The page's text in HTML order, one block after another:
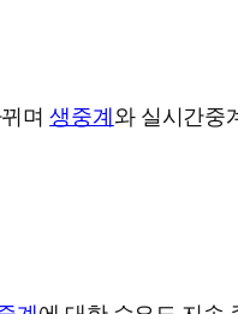
뀌며생중계와 실시간중